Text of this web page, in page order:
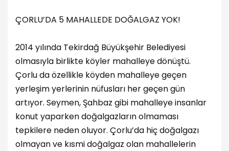
ÇORLU’DA 5 MAHALLEDE DOĞALGAZ YOK!
2014 yılında Tekirdağ Büyükşehir Belediyesi
olmasıyla birlikte köyler mahalleye dönüştü.
Çorlu da özellikle köyden mahalleye geçen
yerleşim yerlerinin nüfusları her geçen gün
artıyor. Seymen, Şahbaz gibi mahalleye insanlar
konut yaparken doğalgazların olmaması
tepkilere neden oluyor. Çorlu’da hiç doğalgazı
olmayan ve kısmi doğalgaz olan mahallelerin